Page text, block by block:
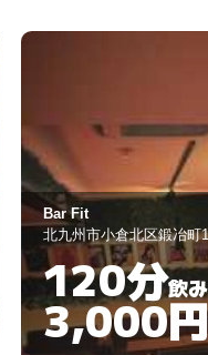
Bar Fit
北九州市小倉北区鍛冶町
120分飲
3,000